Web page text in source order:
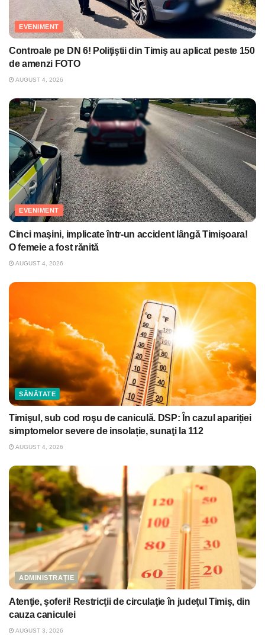
EVENIMENT
Controale pe DN 6! Poliţiştii din Timiş au aplicat peste 150
de amenzi FOTO
AUGUST 4, 2026
EVENIMENT
Cinci maşini, implicate într-un accident lângă Timişoara!
O femeie a fost rănită
AUGUST 4, 2026
SĂNĂTATE
Timişul, sub cod roşu de caniculă. DSP: În cazul apariției
simptomelor severe de insolație, sunaţi la 112
AUGUST 4, 2026
ADMINISTRAȚIE
Atenţie, şoferi! Restricţii de circulaţie în judeţul Timiş, din
cauza caniculei
AUGUST 3, 2026